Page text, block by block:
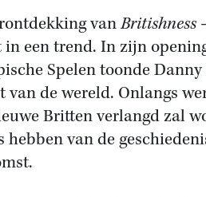
vanBritishness
in een trend. In zijn
Spelen toonde Danny
van de wereld. Onlangs
Britten verlangd zal
hebben van de